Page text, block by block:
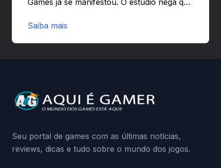
preload e avisa que quem usar versões não
da Playground: negação do preload,
medidas contra acessos não autorizados
Saiba mais
Seu portal de games com as últimas notícias,
reviews, dicas e tudo sobre o mundo dos jogos.